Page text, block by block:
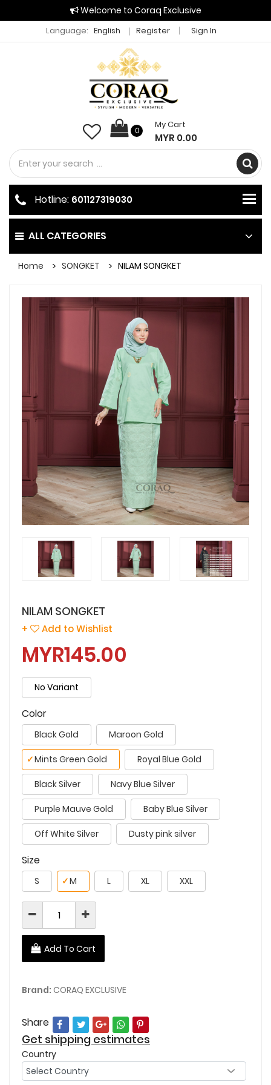
Welcome to Coraq Exclusive
Language: English Register Sign In
0
My Cart
MYR 0.00
ALL CATEGORIES
Hotline: 601127319030
Home SONGKET NILAM SONGKET
NILAM SONGKET
+ Add to Wishlist
MYR145.00
No Variant
Color
Black Gold Maroon Gold
Mints Green Gold
✓ Royal Blue Gold
Black Silver Navy Blue Silver
Purple Mauve Gold Baby Blue Silver
Off White Silver Dusty pink silver
Size
S M
✓ L XL XXL
Add To Cart
Brand: CORAQ EXCLUSIVE
Share
Get shipping estimates
Country